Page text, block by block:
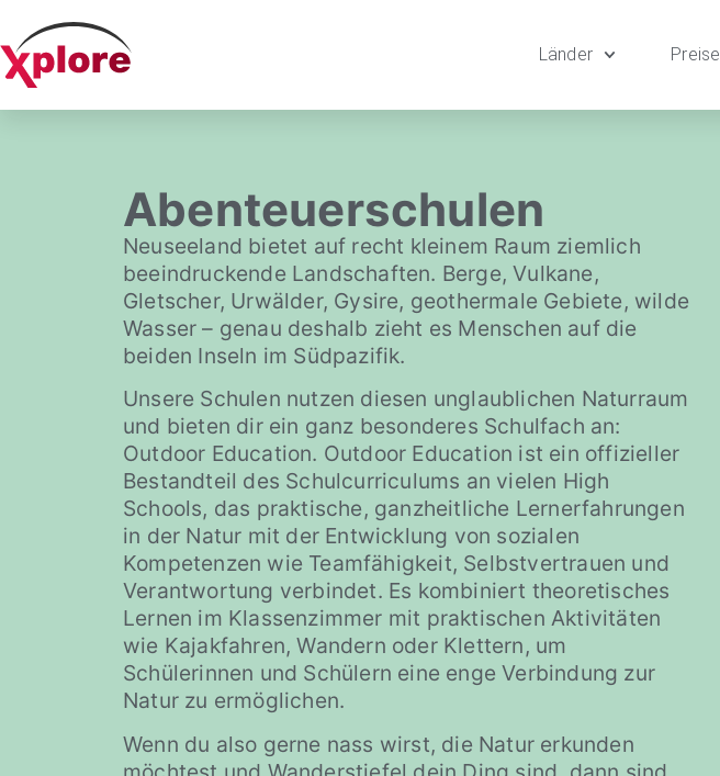
Länder Preise
Abenteuerschulen
Neuseeland bietet auf recht kleinem Raum ziemlich
beeindruckende Landschaften. Berge, Vulkane,
Gletscher, Urwälder, Gysire, geothermale Gebiete, wilde
Wasser – genau deshalb zieht es Menschen auf die
beiden Inseln im Südpazifik.
Unsere Schulen nutzen diesen unglaublichen Naturraum
und bieten dir ein ganz besonderes Schulfach an:
Outdoor Education. Outdoor Education ist ein offizieller
Bestandteil des Schulcurriculums an vielen High
Schools, das praktische, ganzheitliche Lernerfahrungen
in der Natur mit der Entwicklung von sozialen
Kompetenzen wie Teamfähigkeit, Selbstvertrauen und
Verantwortung verbindet. Es kombiniert theoretisches
Lernen im Klassenzimmer mit praktischen Aktivitäten
wie Kajakfahren, Wandern oder Klettern, um
Schülerinnen und Schülern eine enge Verbindung zur
Natur zu ermöglichen.
Wenn du also gerne nass wirst, die Natur erkunden